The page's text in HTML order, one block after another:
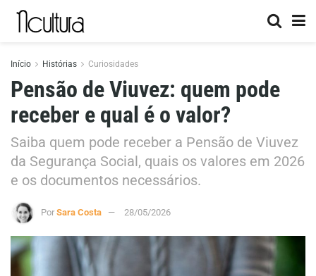
Início Histórias Curiosidades
Pensão de Viuvez: quem pode
receber e qual é o valor?
Saiba quem pode receber a Pensão de Viuvez
da Segurança Social, quais os valores em 2026
e os documentos necessários.
Por Sara Costa 28/05/2026